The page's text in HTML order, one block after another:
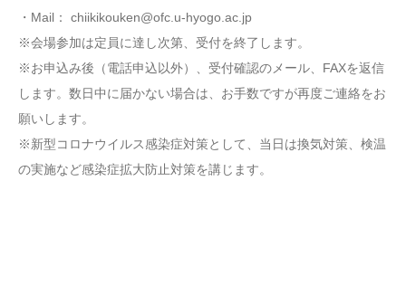
・Mail： chiikikouken@ofc.u-hyogo.ac.jp
※会場参加は定員に達し次第、受付を終了します。
※お申込み後（電話申込以外）、受付確認のメール、FAXを返信
します。数日中に届かない場合は、お手数ですが再度ご連絡をお
願いします。
※新型コロナウイルス感染症対策として、当日は換気対策、検温
の実施など感染症拡大防止対策を講じます。